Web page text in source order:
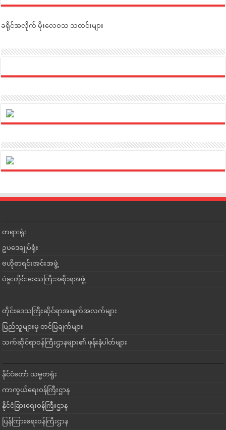
ခရိုင်အလိုက် မိုးလေဝသ သတင်းများ
တရားရုံး
ဥပဒေချုပ်ရုံး
ဗဟိုစာရင်းအင်းအဖွဲ့
ပဲခူးတိုင်းဒေသကြီးအစိုးရအဖွဲ့
တိုင်းဒေသကြီးဆိုင်ရာအချက်အလက်များ
ပြည်သူများမှ တင်ပြချက်များ
သက်ဆိုင်ရာဝန်ကြီးဌာနများ၏ ဖုန်းနံပါတ်များ
နိုင်ငံတော် သမ္မတရုံး
ကာကွယ်ရေးဝန်ကြီးဌာန
နိုင်ငံခြားရေးဝန်ကြီးဌာန
ပြန်ကြားရေးဝန်ကြီးဌာန